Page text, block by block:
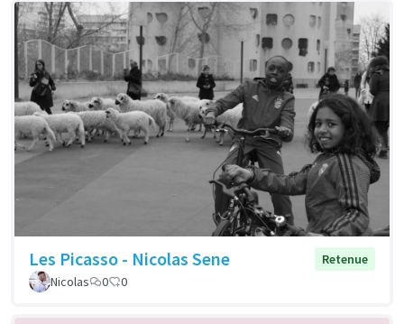
Les Picasso - Nicolas Sene
Retenue
Nicolas
0 0